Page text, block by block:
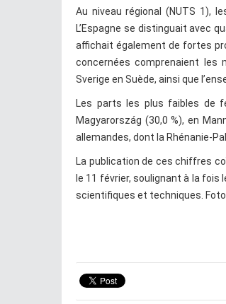
Au niveau régional (NUTS 1),
L’Espagne se distinguait avec
affichait également de fortes
concernées comprenaient les
Sverige en Suède, ainsi que
Les parts les plus faibles de
Magyarország (30,0 %), en
allemandes, dont la Rhénanie-
La publication de ces chiffres
le 11 février, soulignant à la
scientifiques et techniques.